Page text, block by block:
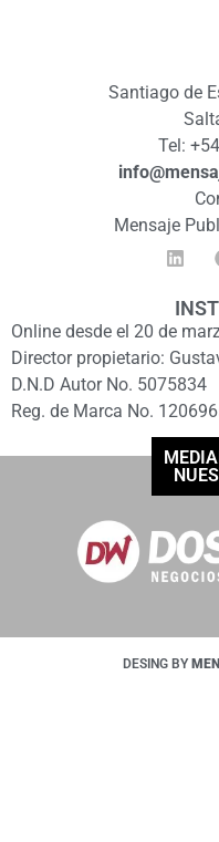
Santiago de
Tel:
Mensaje
Online desde el 20 de
Director propietario:
D.N.D Autor No. 5075834
Reg. de Marca No.
DESING BY